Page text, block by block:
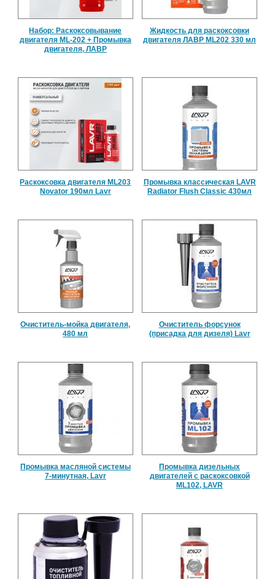
Набор: Раскоксовывание
двигателя ML-202 + Промывка
двигателя, ЛАВР
Жидкость для раскоксовки
двигателя ЛАВР ML202 330 мл
Раскоксовка двигателя ML203
Novator 190мл Lavr
Промывка классическая LAVR
Radiator Flush Classic 430мл
Очиститель-мойка двигателя,
480 мл
Очиститель форсунок
(присадка для дизеля) Lavr
Промывка масляной системы
7-минутная, Lavr
Промывка дизельных
двигателей с раскоксовкой
ML102, LAVR